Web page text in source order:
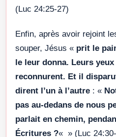
(Luc 24:25-27)
Enfin, après avoir rejoint
souper, Jésus « prit le
le leur donna. Leurs
reconnurent. Et il
dirent l’un à l’autre : «
pas au-dedans de nous
parlait en chemin,
Écritures ?« » (Luc